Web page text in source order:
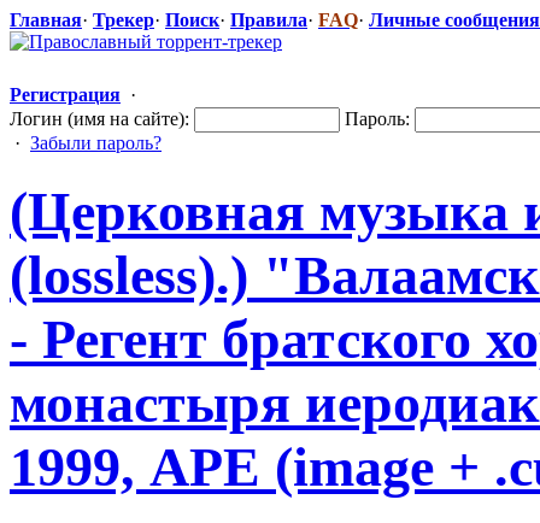
Главная· Трекер· Поиск· Правила· FAQ· Личные сообщения
Регистрация ·
Логин (имя на сайте):
Пароль:
· Забыли пароль?
(Церковная музыка
(lossless).) "Валаамс
- Регент братского
монастыря
1999, APE (image +